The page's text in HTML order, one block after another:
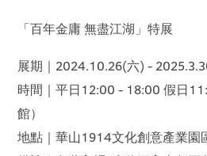
「百年金庸 無盡江湖」特展
展期｜2024.10.26(六) -
時間｜平日12:00 - 18:00 假日
館）
地點｜華山1914文化創意產業園